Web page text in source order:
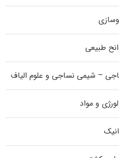
طبیعی
– شیمی نساجی و علوم الیاف
و مواد